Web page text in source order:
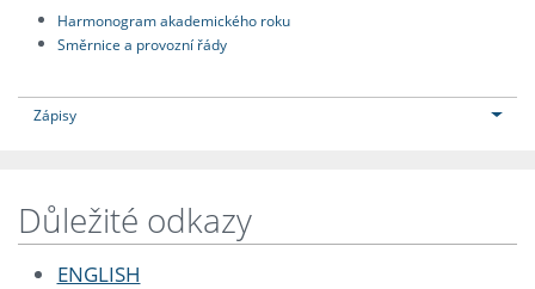
Harmonogram akademického roku
Směrnice a provozní řády
Zápisy
Důležité odkazy
ENGLISH